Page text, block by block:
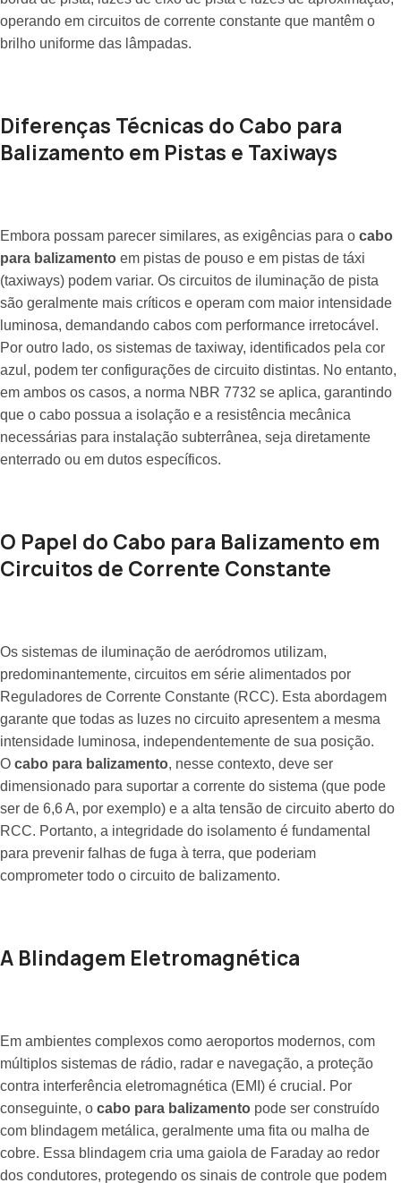
operando em circuitos de corrente constante que mantêm o
brilho uniforme das lâmpadas.
Diferenças Técnicas do Cabo para
Balizamento em Pistas e Taxiways
Embora possam parecer similares, as exigências para o cabo
para balizamento em pistas de pouso e em pistas de táxi
(taxiways) podem variar. Os circuitos de iluminação de pista
são geralmente mais críticos e operam com maior intensidade
luminosa, demandando cabos com performance irretocável.
Por outro lado, os sistemas de taxiway, identificados pela cor
azul, podem ter configurações de circuito distintas. No entanto,
em ambos os casos, a norma NBR 7732 se aplica, garantindo
que o cabo possua a isolação e a resistência mecânica
necessárias para instalação subterrânea, seja diretamente
enterrado ou em dutos específicos.
O Papel do Cabo para Balizamento em
Circuitos de Corrente Constante
Os sistemas de iluminação de aeródromos utilizam,
predominantemente, circuitos em série alimentados por
Reguladores de Corrente Constante (RCC). Esta abordagem
garante que todas as luzes no circuito apresentem a mesma
intensidade luminosa, independentemente de sua posição.
O cabo para balizamento, nesse contexto, deve ser
dimensionado para suportar a corrente do sistema (que pode
ser de 6,6 A, por exemplo) e a alta tensão de circuito aberto do
RCC. Portanto, a integridade do isolamento é fundamental
para prevenir falhas de fuga à terra, que poderiam
comprometer todo o circuito de balizamento.
A Blindagem Eletromagnética
Em ambientes complexos como aeroportos modernos, com
múltiplos sistemas de rádio, radar e navegação, a proteção
contra interferência eletromagnética (EMI) é crucial. Por
conseguinte, o cabo para balizamento pode ser construído
com blindagem metálica, geralmente uma fita ou malha de
cobre. Essa blindagem cria uma gaiola de Faraday ao redor
dos condutores, protegendo os sinais de controle que podem